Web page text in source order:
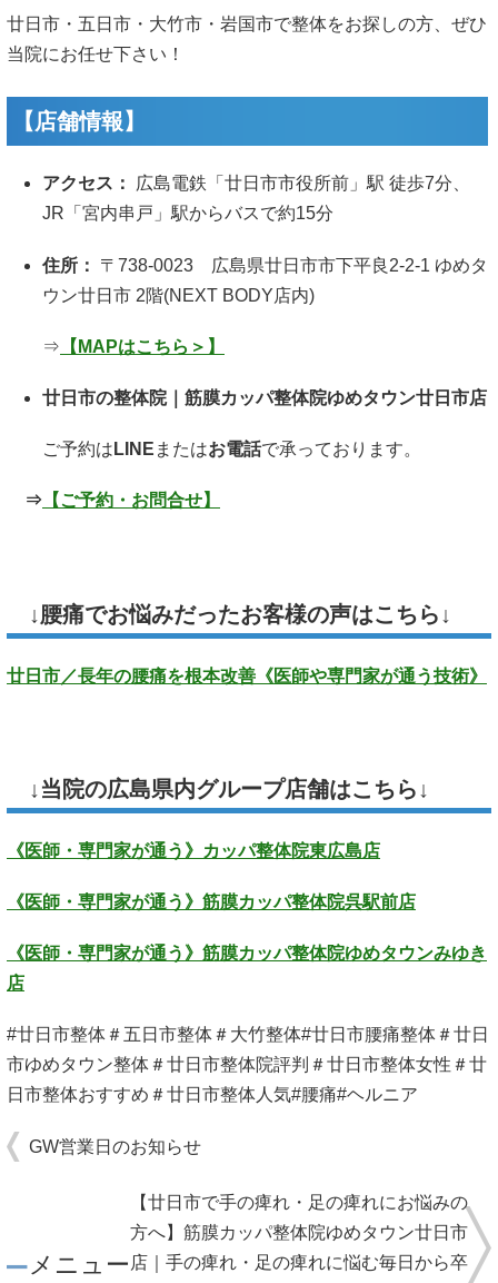
廿日市・五日市・大竹市・岩国市で整体をお探しの方、ぜひ
当院にお任せ下さい！
【店舗情報】
アクセス：
広島電鉄「廿日市市役所前」駅 徒歩7分、
JR「宮内串戸」駅からバスで約15分
住所： 〒738-0023
広島県廿日市市下平良2-2-1 ゆめタ
ウン廿日市 2階(NEXT BODY店内)
⇒ 【MAPはこちら＞】
廿日市の整体院｜筋膜カッパ整体院ゆめタウン廿日市店
ご予約は LINE またはお電話で承っております。
⇒ 【ご予約・お問合せ】
↓腰痛でお悩みだったお客様の声はこちら↓
廿日市／長年の腰痛を根本改善《医師や専門家が通う技術》
↓当院の広島県内グループ店舗はこちら↓
《医師・専門家が通う》カッパ整体院東広島店
《医師・専門家が通う》筋膜カッパ整体院呉駅前店
《医師・専門家が通う》筋膜カッパ整体院ゆめタウンみゆき
店
#廿日市整体＃五日市整体＃大竹整体#廿日市腰痛整体＃廿日
市ゆめタウン整体＃廿日市整体院評判＃廿日市整体女性＃廿
日市整体おすすめ＃廿日市整体人気#腰痛#ヘルニア
GW営業日のお知らせ
【廿日市で手の痺れ・足の痺れにお悩みの
方へ】筋膜カッパ整体院ゆめタウン廿日市
店｜手の痺れ・足の痺れに悩む毎日から卒
メニュー